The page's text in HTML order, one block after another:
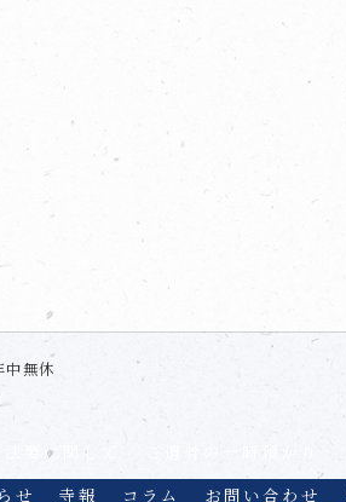
中無休
法要に関して
せ 寺報 コラム お問い合わせ